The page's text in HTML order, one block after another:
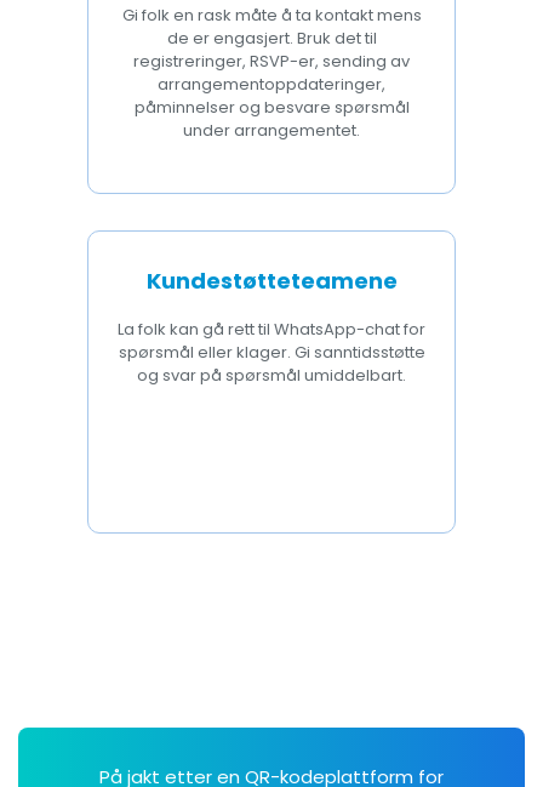
Gi folk en rask måte å ta kontakt mens
de er engasjert. Bruk det til
registreringer, RSVP-er, sending av
arrangementoppdateringer,
påminnelser og besvare spørsmål
under arrangementet.
Kundestøtteteamene
La folk kan gå rett til WhatsApp-chat for
spørsmål eller klager. Gi sanntidsstøtte
og svar på spørsmål umiddelbart.
På jakt etter en QR-kodeplattform for